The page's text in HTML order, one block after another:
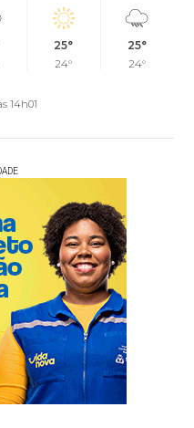
25°
24°
25°
24°
14h01